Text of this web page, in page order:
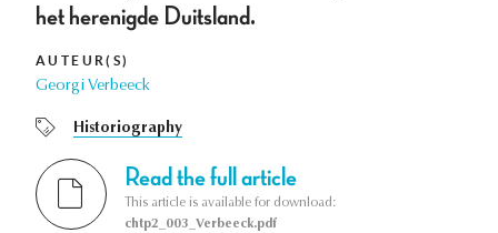
het herenigde Duitsland.
AUTEUR(S)
Georgi Verbeeck
Historiography
Read the full article
This article is available for download:
chtp2_003_Verbeeck.pdf